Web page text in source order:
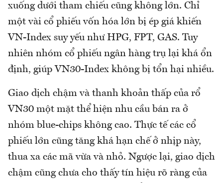
xuống dưới tham chiếu cũng không lớn. Chỉ
một vài cổ phiếu vốn hóa lớn bị ép giá khiến
VN-Index suy yếu như HPG, FPT, GAS. Tuy
nhiên nhóm cổ phiếu ngân hàng trụ lại khá ổn
định, giúp VN30-Index không bị tổn hại nhiều.
Giao dịch chậm và thanh khoản thấp của rổ
VN30 một mặt thể hiện nhu cầu bán ra ở
nhóm blue-chips không cao. Thực tế các cổ
phiếu lớn cũng tăng khá hạn chế ở nhịp này,
thua xa các mã vừa và nhỏ. Ngược lại, giao dịch
chậm cũng chưa cho thấy tín hiệu rõ ràng của